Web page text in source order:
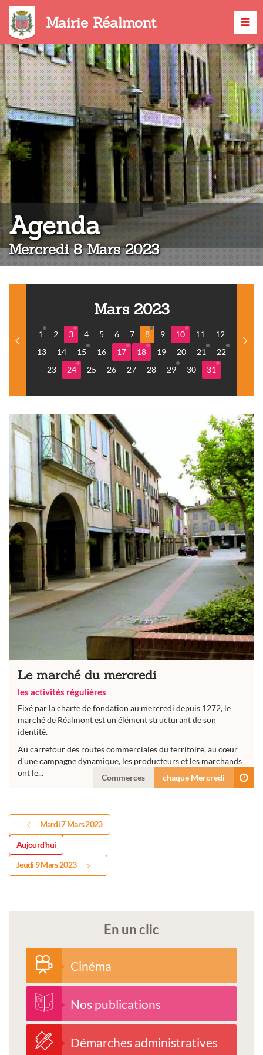
Aller
contenu
principal
Mairie Réalmont
Agenda:
Mercredi 8 Mars 2023
Mars 2023
1 2 3 4 5 6 7 8 9 10 11
12
13
14 15 16 17 18 19 20 21
22
23
24 25 26 27 28 29 30 31
Le marché du mercredi
les activités régulières
Fixé par la charte de fondation au mercredi depuis 1272, le
marché de Réalmont est un élément structurant de son
identité.
Au carrefour des routes commerciales du territoire, au cœur
d'une campagne dynamique, les producteurs et les marchands
ont le...
Commerces chaque Mercredi
Mardi 7 Mars 2023
Aujourd'hui
Jeudi 9 Mars 2023
En un clic
Cinéma
Nos publications
Démarches administratives